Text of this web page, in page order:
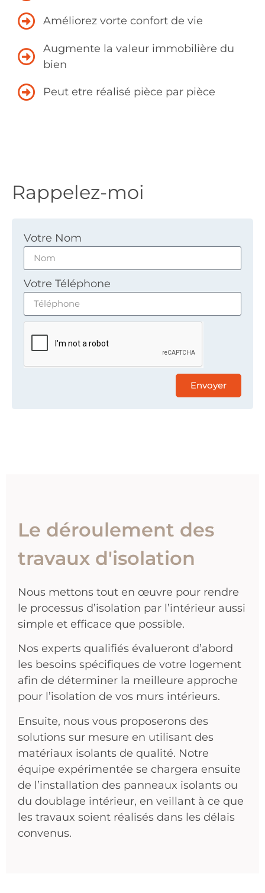
Améliorez vorte confort de vie
Augmente la valeur immobilière du
bien
Peut etre réalisé pièce par pièce
Rappelez-moi
Votre Nom
Votre Téléphone
Envoyer
Le déroulement des
travaux d'isolation
Nous mettons tout en œuvre pour rendre
le processus d’isolation par l’intérieur aussi
simple et efficace que possible.
Nos experts qualifiés évalueront d’abord
les besoins spécifiques de votre logement
afin de déterminer la meilleure approche
pour l’isolation de vos murs intérieurs.
Ensuite, nous vous proposerons des
solutions sur mesure en utilisant des
matériaux isolants de qualité. Notre
équipe expérimentée se chargera ensuite
de l’installation des panneaux isolants ou
du doublage intérieur, en veillant à ce que
les travaux soient réalisés dans les délais
convenus.